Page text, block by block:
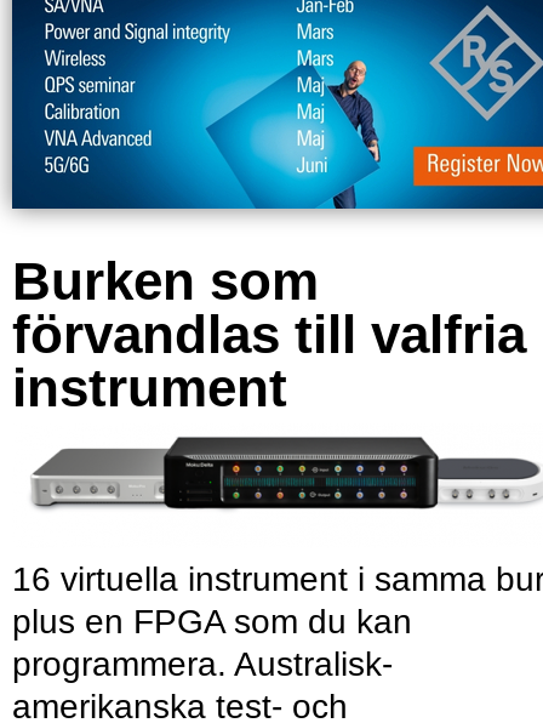
Burken som
förvandlas till valfria
instrument
16 virtuella instrument i samma
plus en FPGA som du kan
programmera. Australisk-
amerikanska test- och